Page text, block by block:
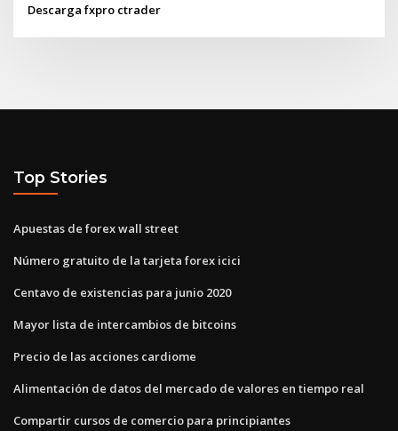
Descarga fxpro ctrader
Top Stories
Apuestas de forex wall street
Número gratuito de la tarjeta forex icici
Centavo de existencias para junio 2020
Mayor lista de intercambios de bitcoins
Precio de las acciones cardiome
Alimentación de datos del mercado de valores en tiempo real
Compartir cursos de comercio para principiantes